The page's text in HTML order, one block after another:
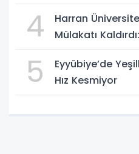
4
Harran
Mülakatı
5
Eyyübiye’de
Hız Kesmiyor